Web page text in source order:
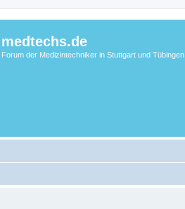
medtechs.de
Forum der Medizintechniker in Stuttgart und Tübingen